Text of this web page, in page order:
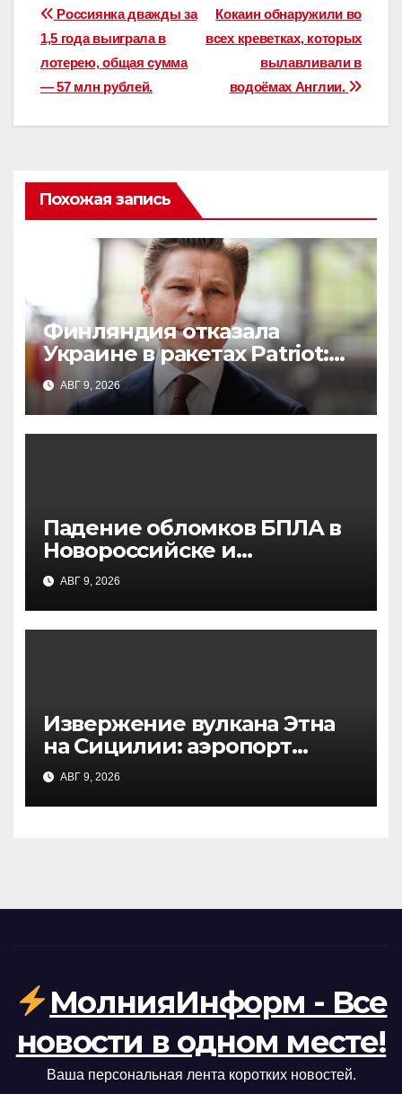
Навигация
по
записям
Кокаин обнаружили во
всех креветках, которых
вылавливали в
водоёмах Англии.
Россиянка дважды за
1,5 года выиграла в
лотерею, общая сумма
— 57 млн рублей.
Похожая запись
Финляндия отказала
Украине в ракетах Patriot:
причины и последствия
для ПВО
АВГ 9, 2026
Падение обломков БПЛА в
Новороссийске и
Верхнебаканском:
последствия атаки
АВГ 9, 2026
Извержение вулкана Этна
на Сицилии: аэропорт
Катании приостановил
работу
АВГ 9, 2026
МолнияИнформ - Все
новости в одном месте!
Ваша персональная лента коротких новостей.